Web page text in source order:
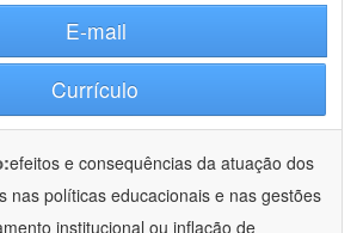
E-mail
Currículo
efeitos e consequências da atuação dos
nas políticas educacionais e nas gestões
institucional ou inflação de